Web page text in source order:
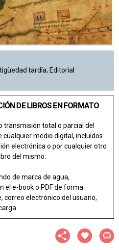
tardía; Editorial
DE LIBROS EN FORMATO
transmisión total o parcial del
cualquier medio digital, incluidos
electrónica o por cualquier otro
del mismo.
de marca de agua,
el e-book o PDF de forma
correo electrónico del usuario,